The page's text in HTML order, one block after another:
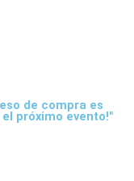
de compra es
próximo evento!"